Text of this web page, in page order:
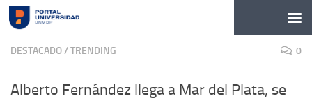
Skip to content
DESTACADO/TRENDING 0
Alberto Fernández llega a Mar del Plata, se